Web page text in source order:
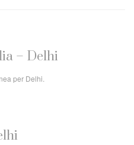
– Delhi
per Delhi.